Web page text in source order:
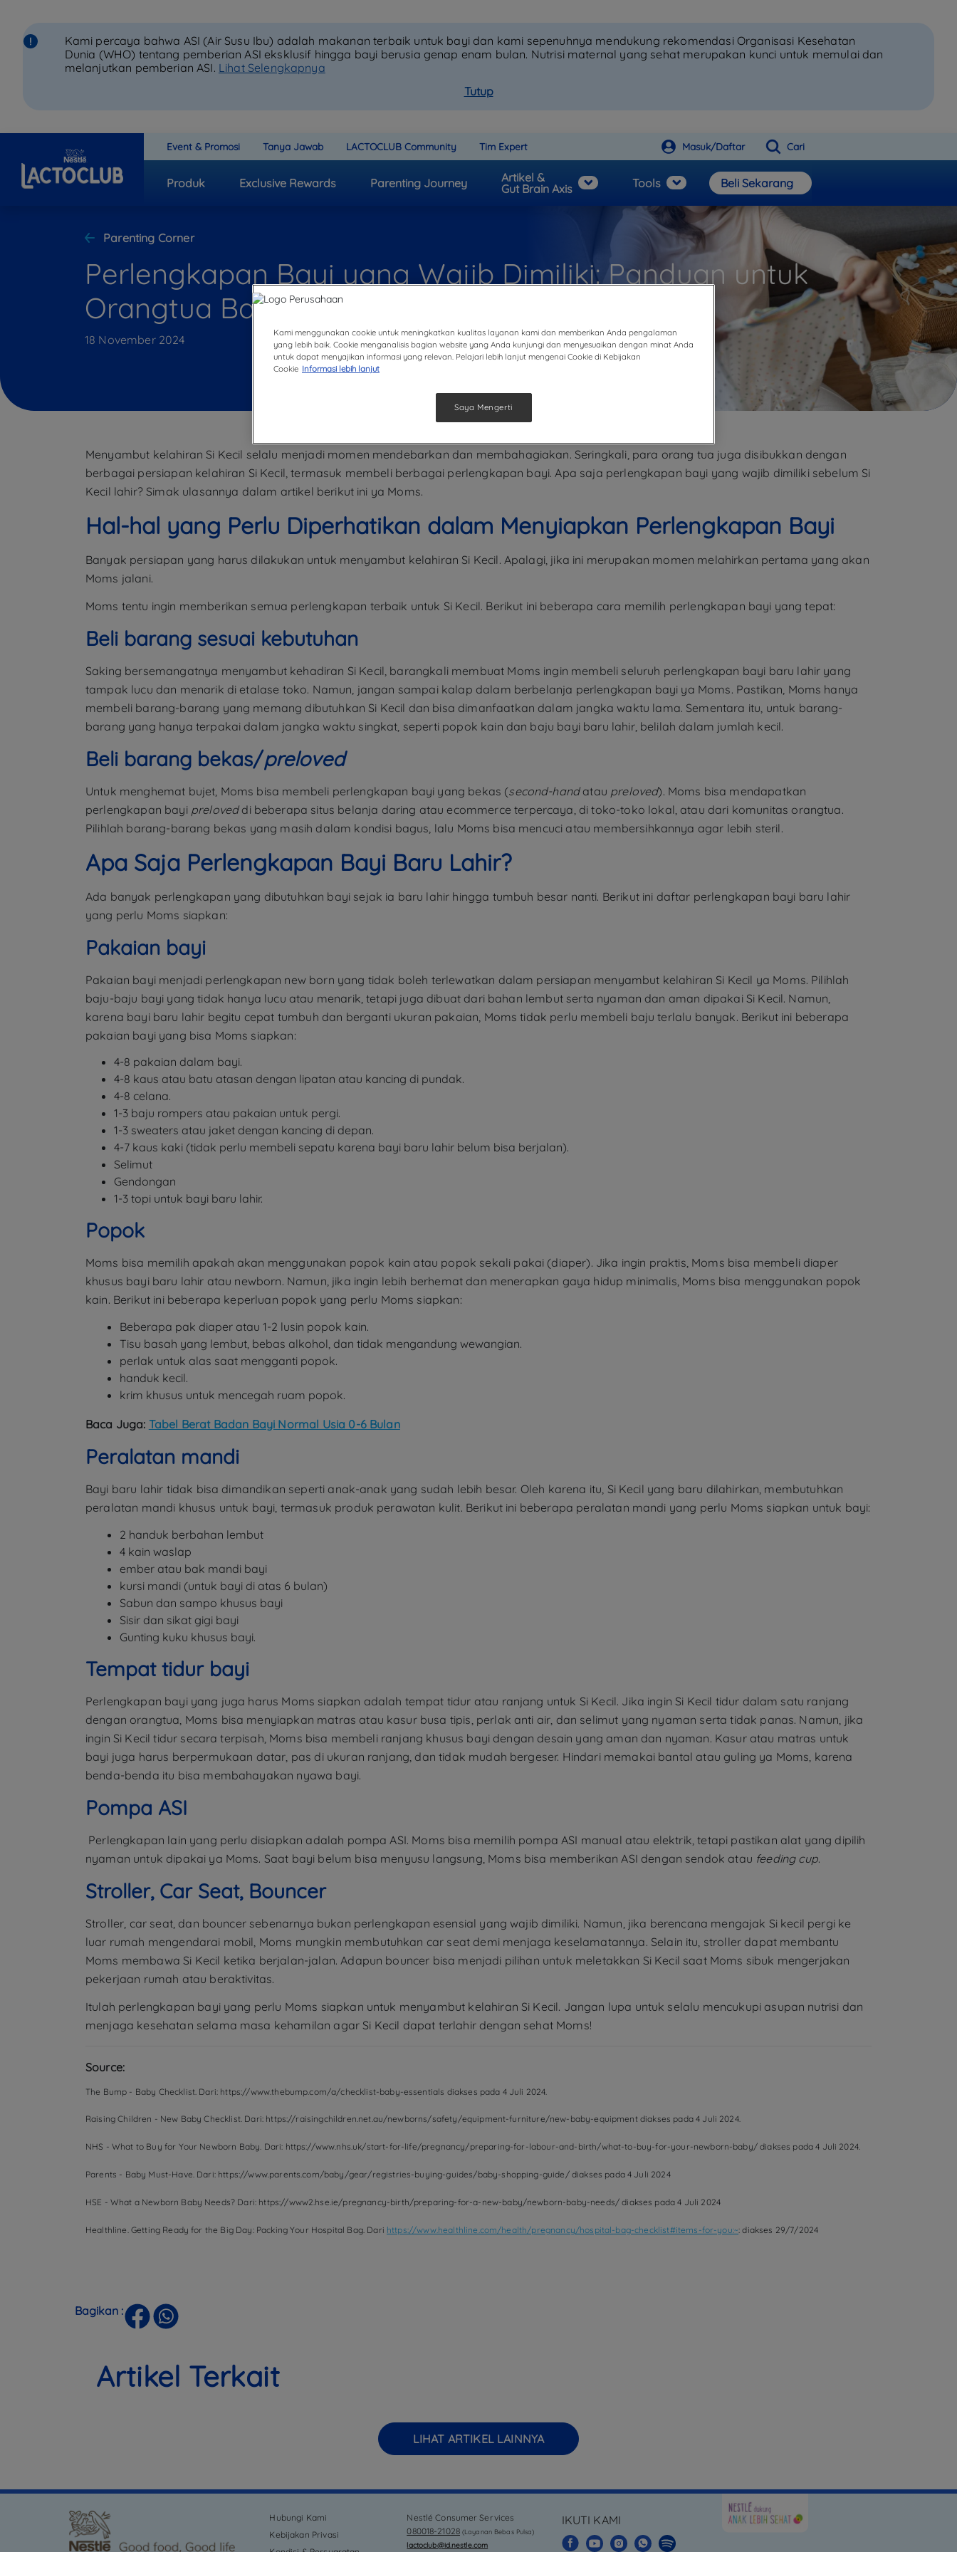
Kami percaya bahwa ASI (Air Susu Ibu) adalah makanan terbaik untuk bayi dan kami sepenuhnya mendukung rekomendasi Organisasi Kesehatan
Dunia (WHO) tentang pemberian ASI eksklusif hingga bayi berusia genap enam bulan. Nutrisi maternal yang sehat merupakan kunci untuk memulai dan
melanjutkan pemberian ASI. Lihat Selengkapnya
Tutup
Beli Sekarang
Produk Exclusive Rewards Parenting Journey
Artikel &
Gut Brain Axis
Tools
Event & Promosi Tanya Jawab LACTOCLUB Community Tim Expert Masuk/Daftar Cari
Parenting Corner
Perlengkapan Bayi yang Wajib Dimiliki: Panduan untuk
Orangtua Baru
18 November 2024
Menyambut kelahiran Si Kecil selalu menjadi momen mendebarkan dan membahagiakan. Seringkali, para orang tua juga disibukkan dengan
berbagai persiapan kelahiran Si Kecil, termasuk membeli berbagai perlengkapan bayi. Apa saja perlengkapan bayi yang wajib dimiliki sebelum Si
Kecil lahir? Simak ulasannya dalam artikel berikut ini ya Moms.
Hal-hal yang Perlu Diperhatikan dalam Menyiapkan Perlengkapan Bayi
Banyak persiapan yang harus dilakukan untuk menyambut kelahiran Si Kecil. Apalagi, jika ini merupakan momen melahirkan pertama yang akan
Moms jalani.
Moms tentu ingin memberikan semua perlengkapan terbaik untuk Si Kecil. Berikut ini beberapa cara memilih perlengkapan bayi yang tepat:
Beli barang sesuai kebutuhan
Saking bersemangatnya menyambut kehadiran Si Kecil, barangkali membuat Moms ingin membeli seluruh perlengkapan bayi baru lahir yang
tampak lucu dan menarik di etalase toko. Namun, jangan sampai kalap dalam berbelanja perlengkapan bayi ya Moms. Pastikan, Moms hanya
membeli barang-barang yang memang dibutuhkan Si Kecil dan bisa dimanfaatkan dalam jangka waktu lama. Sementara itu, untuk barang-
barang yang hanya terpakai dalam jangka waktu singkat, seperti popok kain dan baju bayi baru lahir, belilah dalam jumlah kecil.
Beli barang bekas/preloved
Untuk menghemat bujet, Moms bisa membeli perlengkapan bayi yang bekas (second-handatau preloved). Moms bisa mendapatkan
perlengkapan bayi preloved di beberapa situs belanja daring atau ecommerce terpercaya, di toko-toko lokal, atau dari komunitas orangtua.
Pilihlah barang-barang bekas yang masih dalam kondisi bagus, lalu Moms bisa mencuci atau membersihkannya agar lebih steril.
Apa Saja Perlengkapan Bayi Baru Lahir?
Ada banyak perlengkapan yang dibutuhkan bayi sejak ia baru lahir hingga tumbuh besar nanti. Berikut ini daftar perlengkapan bayi baru lahir
yang perlu Moms siapkan:
Pakaian bayi
Pakaian bayi menjadi perlengkapan new born yang tidak boleh terlewatkan dalam persiapan menyambut kelahiran Si Kecil ya Moms. Pilihlah
baju-baju bayi yang tidak hanya lucu atau menarik, tetapi juga dibuat dari bahan lembut serta nyaman dan aman dipakai Si Kecil. Namun,
karena bayi baru lahir begitu cepat tumbuh dan berganti ukuran pakaian, Moms tidak perlu membeli baju terlalu banyak. Berikut ini beberapa
pakaian bayi yang bisa Moms siapkan:
4-8 pakaian dalam bayi.
4-8 kaus atau batu atasan dengan lipatan atau kancing di pundak.
4-8 celana.
1-3 baju rompers atau pakaian untuk pergi.
1-3 sweaters atau jaket dengan kancing di depan.
4-7 kaus kaki (tidak perlu membeli sepatu karena bayi baru lahir belum bisa berjalan).
Selimut
Gendongan
1-3 topi untuk bayi baru lahir.
Popok
Moms bisa memilih apakah akan menggunakan popok kain atau popok sekali pakai (diaper). Jika ingin praktis, Moms bisa membeli diaper
khusus bayi baru lahir atau newborn. Namun, jika ingin lebih berhemat dan menerapkan gaya hidup minimalis, Moms bisa menggunakan popok
kain. Berikut ini beberapa keperluan popok yang perlu Moms siapkan:
Beberapa pak diaper atau 1-2 lusin popok kain.
Tisu basah yang lembut, bebas alkohol, dan tidak mengandung wewangian.
perlak untuk alas saat mengganti popok.
handuk kecil.
krim khusus untuk mencegah ruam popok.
Baca Juga: Tabel Berat Badan Bayi Normal Usia 0-6 Bulan
Peralatan mandi
Bayi baru lahir tidak bisa dimandikan seperti anak-anak yang sudah lebih besar. Oleh karena itu, Si Kecil yang baru dilahirkan, membutuhkan
peralatan mandi khusus untuk bayi, termasuk produk perawatan kulit. Berikut ini beberapa peralatan mandi yang perlu Moms siapkan untuk bayi:
2 handuk berbahan lembut
4 kain waslap
ember atau bak mandi bayi
kursi mandi (untuk bayi di atas 6 bulan)
Sabun dan sampo khusus bayi
Sisir dan sikat gigi bayi
Gunting kuku khusus bayi.
Tempat tidur bayi
Perlengkapan bayi yang juga harus Moms siapkan adalah tempat tidur atau ranjang untuk Si Kecil. Jika ingin Si Kecil tidur dalam satu ranjang
dengan orangtua, Moms bisa menyiapkan matras atau kasur busa tipis, perlak anti air, dan selimut yang nyaman serta tidak panas. Namun, jika
ingin Si Kecil tidur secara terpisah, Moms bisa membeli ranjang khusus bayi dengan desain yang aman dan nyaman. Kasur atau matras untuk
bayi juga harus berpermukaan datar, pas di ukuran ranjang, dan tidak mudah bergeser. Hindari memakai bantal atau guling ya Moms, karena
benda-benda itu bisa membahayakan nyawa bayi.
Pompa ASI
Perlengkapan lain yang perlu disiapkan adalah pompa ASI. Moms bisa memilih pompa ASI manual atau elektrik, tetapi pastikan alat yang dipilih
nyaman untuk dipakai ya Moms. Saat bayi belum bisa menyusu langsung, Moms bisa memberikan ASI dengan sendok atau feeding cup.
Stroller, Car Seat, Bouncer
Stroller, car seat, dan bouncer sebenarnya bukan perlengkapan esensial yang wajib dimiliki. Namun, jika berencana mengajak Si kecil pergi ke
luar rumah mengendarai mobil, Moms mungkin membutuhkan car seat demi menjaga keselamatannya. Selain itu, stroller dapat membantu
Moms membawa Si Kecil ketika berjalan-jalan. Adapun bouncer bisa menjadi pilihan untuk meletakkan Si Kecil saat Moms sibuk mengerjakan
pekerjaan rumah atau beraktivitas.
Itulah perlengkapan bayi yang perlu Moms siapkan untuk menyambut kelahiran Si Kecil. Jangan lupa untuk selalu mencukupi asupan nutrisi dan
menjaga kesehatan selama masa kehamilan agar Si Kecil dapat terlahir dengan sehat Moms!
Source:
The Bump - Baby Checklist. Dari: https://www.thebump.com/a/checklist-baby-essentials diakses pada 4 Juli 2024.
Raising Children - New Baby Checklist. Dari: https://raisingchildren.net.au/newborns/safety/equipment-furniture/new-baby-equipment diakses pada 4 Juli 2024.
NHS - What to Buy for Your Newborn Baby. Dari: https://www.nhs.uk/start-for-life/pregnancy/preparing-for-labour-and-birth/what-to-buy-for-your-newborn-baby/ diakses pada 4 Juli 2024.
Parents - Baby Must-Have. Dari: https://www.parents.com/baby/gear/registries-buying-guides/baby-shopping-guide/ diakses pada 4 Juli 2024
HSE - What a Newborn Baby Needs? Dari: https://www2.hse.ie/pregnancy-birth/preparing-for-a-new-baby/newborn-baby-needs/ diakses pada 4 Juli 2024
Healthline. Getting Ready for the Big Day: Packing Your Hospital Bag. Dari https://www.healthline.com/health/pregnancy/hospital-bag-checklist#items-for-you:~: diakses 29/7/2024
Bagikan :
Artikel Terkait
LIHAT ARTIKEL LAINNYA
IKUTI KAMI
Nestlé Consumer Services
080018-21028 (Layanan Bebas Pulsa)
lactoclub@id.nestle.com
Hubungi Kami
Kebijakan Privasi
Kami menggunakan cookie untuk meningkatkan kualitas layanan kami dan memberikan Anda pengalaman
yang lebih baik. Cookie menganalisis bagian website yang Anda kunjungi dan menyesuaikan dengan minat Anda
untuk dapat menyajikan informasi yang relevan. Pelajari lebih lanjut mengenai Cookie di Kebijakan
Cookie Informasi lebih lanjut
Saya Mengerti